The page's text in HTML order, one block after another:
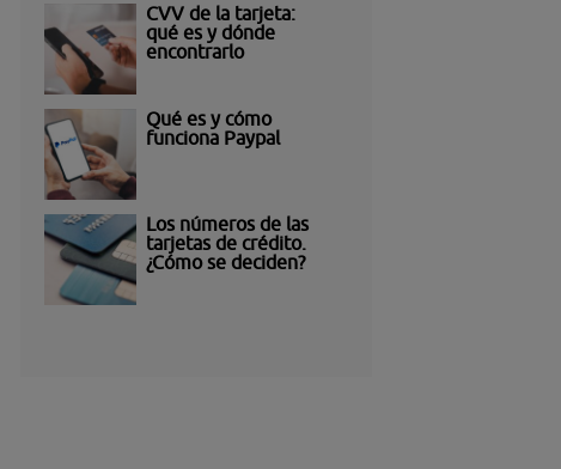
CVV de la tarjeta:
qué es y dónde
encontrarlo
Qué es y cómo
funciona Paypal
Los números de las
tarjetas de crédito.
¿Cómo se deciden?